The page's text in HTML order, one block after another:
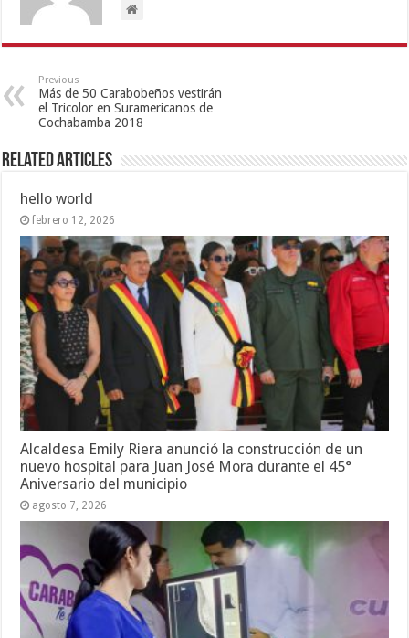
Previous
Más de 50 Carabobeños vestirán
el Tricolor en Suramericanos de
Cochabamba 2018
Related Articles
hello world
febrero 12, 2026
Alcaldesa Emily Riera anunció la construcción de un
nuevo hospital para Juan José Mora durante el 45°
Aniversario del municipio
agosto 7, 2026